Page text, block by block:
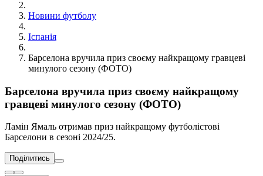
Новини футболу
Іспанія
Барселона вручила приз своєму найкращому гравцеві
минулого сезону (ФОТО)
Барселона вручила приз своєму найкращому
гравцеві минулого сезону (ФОТО)
Ламін Ямаль отримав приз найкращому футболістові
Барселони в сезоні 2024/25.
Поділитись